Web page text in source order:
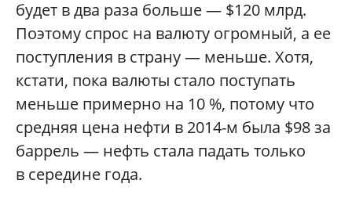
будет в два раза больше — $120 млрд.
Поэтому спрос на валюту огромный, а ее
поступления в страну — меньше. Хотя,
кстати, пока валюты стало поступать
меньше примерно на 10 %, потому что
средняя цена нефти в 2014-м была $98 за
баррель — нефть стала падать только
в середине года.